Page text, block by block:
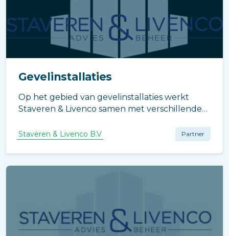
Gevelinstallaties
Op het gebied van gevelinstallaties werkt
Staveren & Livenco samen met verschillende
Staveren & Livenco B.V Partner